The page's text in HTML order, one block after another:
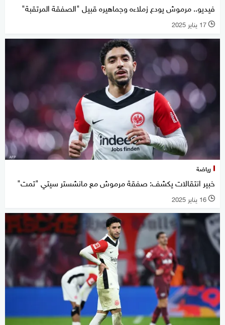
فيديو.. مرموش يودع زملاءه وجماهيره قبيل "الصفقة المرتقبة"
l 17 يناير 2025
رياضة
خبير انتقالات يكشف: صفقة مرموش مع مانشستر سيتي "تمت"
l 16 يناير 2025